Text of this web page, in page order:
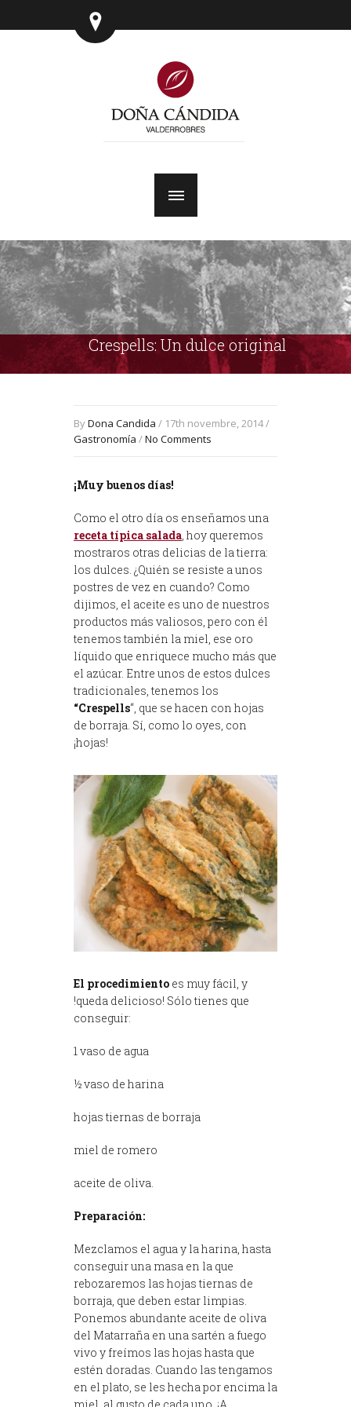
Crespells: Un dulce original
ByDona Candida / 17th novembre, 2014 /
Gastronomía /No Comments
¡Muy buenos días!
Como el otro día os enseñamos una
receta típica salada, hoy queremos
mostraros otras delicias de la tierra:
los dulces. ¿Quién se resiste a unos
postres de vez en cuando? Como
dijimos, el aceite es uno de nuestros
productos más valiosos, pero con él
tenemos también la miel, ese oro
líquido que enriquece mucho más que
el azúcar. Entre unos de estos dulces
tradicionales, tenemos los
“Crespells“, que se hacen con hojas
de borraja. Sí, como lo oyes, con
¡hojas!
El procedimiento es muy fácil, y
!queda delicioso! Sólo tienes que
conseguir:
1 vaso de agua
½ vaso de harina
hojas tiernas de borraja
miel de romero
aceite de oliva.
Preparación:
Mezclamos el agua y la harina, hasta
conseguir una masa en la que
rebozaremos las hojas tiernas de
borraja, que deben estar limpias.
Ponemos abundante aceite de oliva
del Matarraña en una sartén a fuego
vivo y freímos las hojas hasta que
estén doradas. Cuando las tengamos
en el plato, se les hecha por encima la